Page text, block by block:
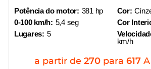
Potência do motor: 381 hp
0-100 km/h: 5,4 seg
Lugares: 5
Cor:
Cor
km/h
a partir de 270 para 617